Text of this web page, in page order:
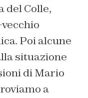
del Colle,
Poi alcune
situazione
di Mario
a